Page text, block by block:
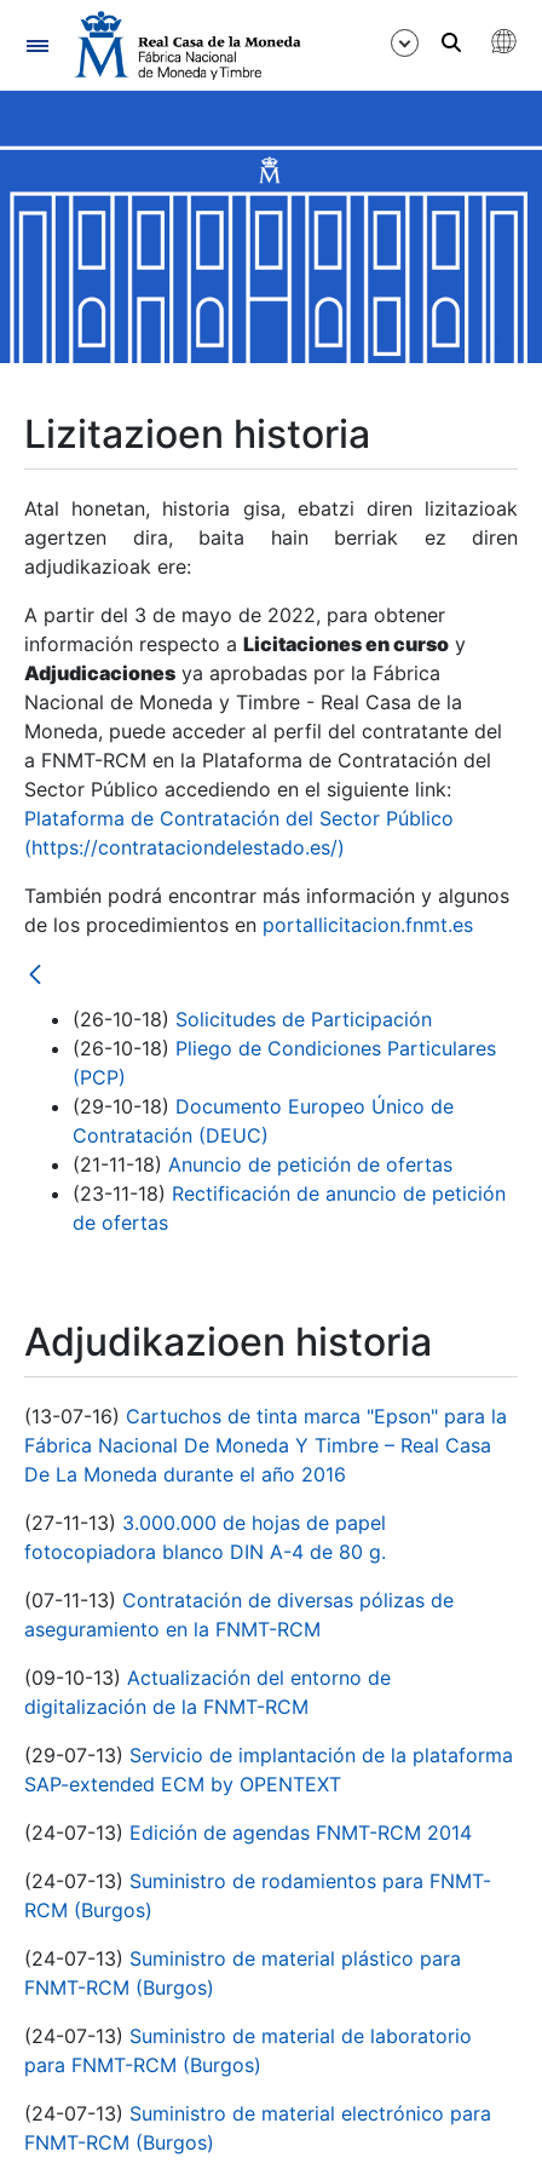
Nabigazioa
Erakutsi/Ezkutatu
Erakutsi/Ezkutatu
Erakutsi/Ezkutatu
Erakutsi/Ezkutatu
Erakutsi/Ezkutatu
Erakutsi/Ezkutatu
Erakutsi/Ezkutatu
Erakutsi/Ezkutatu
Lizitazioen historia
Atal honetan, historia gisa, ebatzi diren lizitazioak
agertzen dira, baita hain berriak ez diren
adjudikazioak ere:
A partir del 3 de mayo de 2022, para obtener
información respecto a Licitaciones en curso y
Adjudicaciones ya aprobadas por la Fábrica
Nacional de Moneda y Timbre - Real Casa de la
Moneda, puede acceder al perfil del contratante del
a FNMT-RCM en la Plataforma de Contratación del
Sector Público accediendo en el siguiente link:
Plataforma de Contratación del Sector Público
(https://contrataciondelestado.es/)
También podrá encontrar más información y algunos
de los procedimientos en portallicitacion.fnmt.es
(26-10-18) Solicitudes de Participación
(26-10-18) Pliego de Condiciones Particulares
(PCP)
(29-10-18) Documento Europeo Único de
Contratación (DEUC)
(21-11-18) Anuncio de petición de ofertas
(23-11-18) Rectificación de anuncio de petición
de ofertas
Adjudikazioen historia
(13-07-16) Cartuchos de tinta marca "Epson" para la
Fábrica Nacional De Moneda Y Timbre – Real Casa
De La Moneda durante el año 2016
(27-11-13) 3.000.000 de hojas de papel
fotocopiadora blanco DIN A-4 de 80 g.
(07-11-13) Contratación de diversas pólizas de
aseguramiento en la FNMT-RCM
(09-10-13) Actualización del entorno de
digitalización de la FNMT-RCM
(29-07-13) Servicio de implantación de la plataforma
SAP-extended ECM by OPENTEXT
(24-07-13) Edición de agendas FNMT-RCM 2014
(24-07-13) Suministro de rodamientos para FNMT-
RCM (Burgos)
(24-07-13) Suministro de material plástico para
FNMT-RCM (Burgos)
(24-07-13) Suministro de material de laboratorio
para FNMT-RCM (Burgos)
(24-07-13) Suministro de material electrónico para
FNMT-RCM (Burgos)